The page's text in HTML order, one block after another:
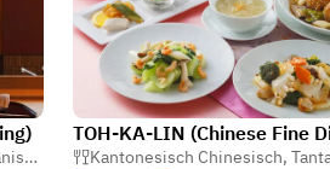
Sushi
TOH-KA-LIN (Chinese Fine
Kantonesisch Chinesisch,